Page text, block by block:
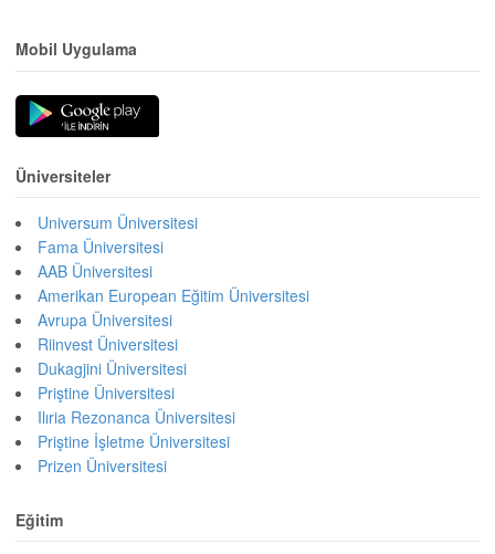
Mobil Uygulama
Üniversiteler
Universum Üniversitesi
Fama Üniversitesi
AAB Üniversitesi
Amerikan European Eğitim Üniversitesi
Avrupa Üniversitesi
Riinvest Üniversitesi
Dukagjini Üniversitesi
Priştine Üniversitesi
Ilıria Rezonanca Üniversitesi
Priştine İşletme Üniversitesi
Prizen Üniversitesi
Eğitim